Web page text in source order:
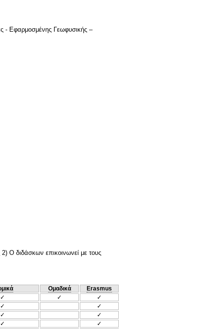
- Εφαρμοσμένης Γεωφυσικής –
Ο διδάσκων επικοινωνεί με τους
Ομαδικά
Erasmus
✓ ✓
✓
✓
✓
✓
✓
✓ ✓